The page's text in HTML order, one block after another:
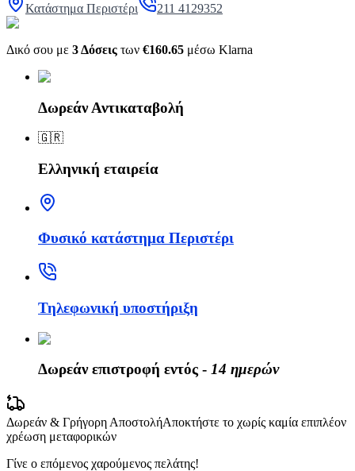
Κατάστημα Περιστέρι
211 4129352
Δικό σου με 3 Δόσεις των €160.65 μέσω Klarna
Δωρεάν Αντικαταβολή
🇬🇷
Ελληνική εταιρεία
Φυσικό κατάστημα Περιστέρι
Τηλεφωνική υποστήριξη
Δωρεάν επιστροφή εντός - 14 ημερών
Δωρεάν & Γρήγορη ΑποστολήΑποκτήστε το χωρίς καμία επιπλέον
χρέωση μεταφορικών
Γίνε ο επόμενος χαρούμενος πελάτης!